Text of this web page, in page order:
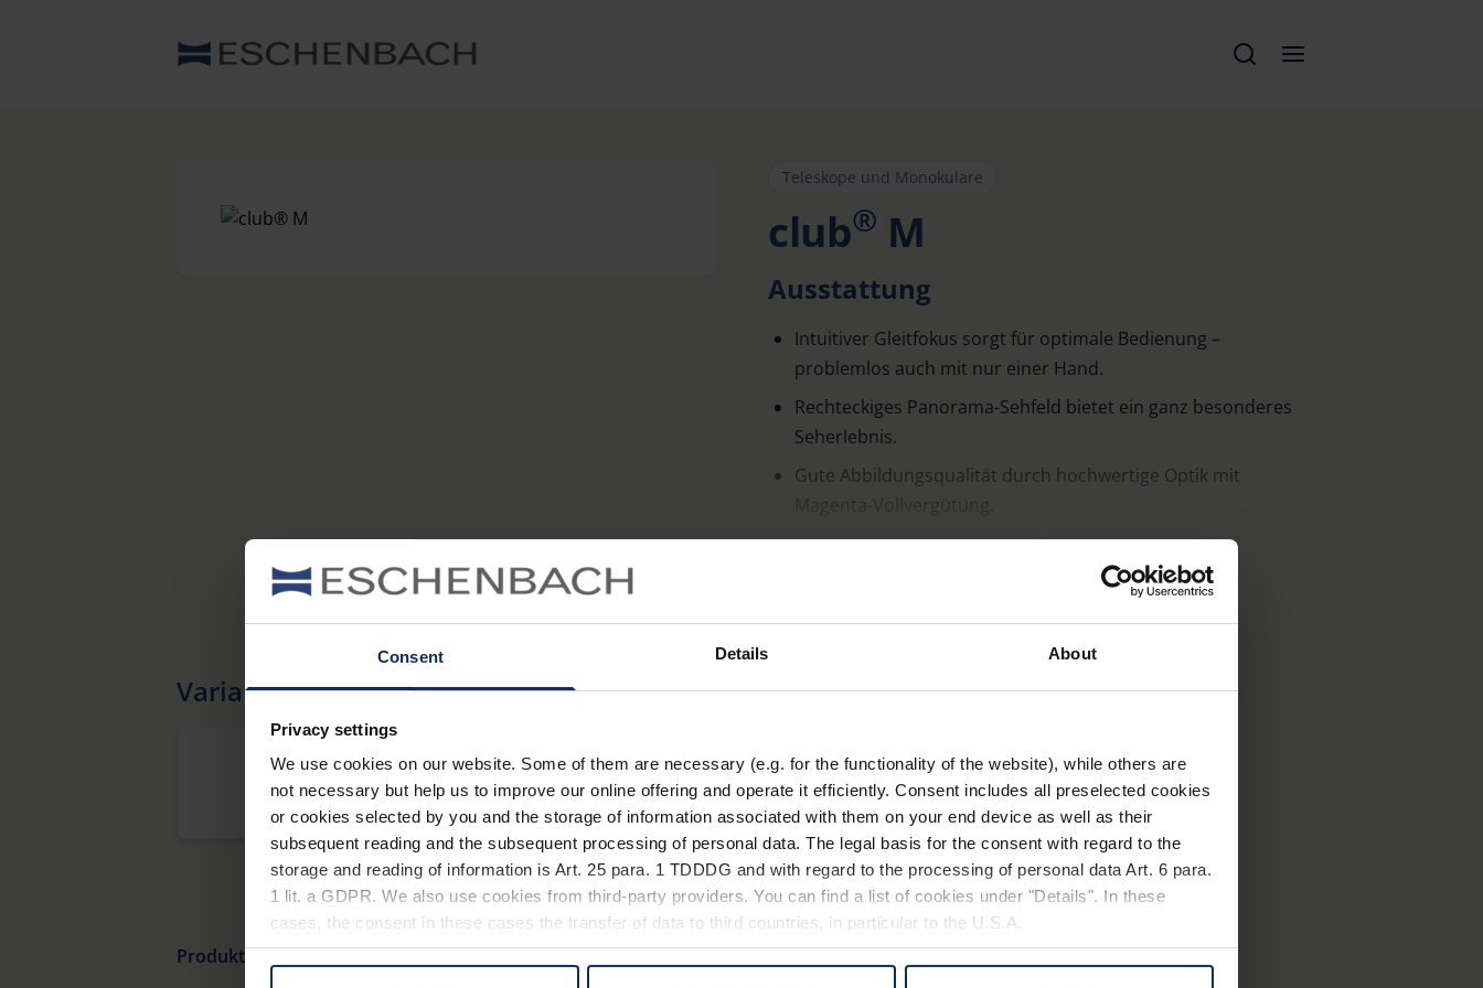
Consent Details About
Privacy settings
We use cookies on our website. Some of them are necessary (e.g. for the functionality of the website), while others are
not necessary but help us to improve our online offering and operate it efficiently. Consent includes all preselected cookies
or cookies selected by you and the storage of information associated with them on your end device as well as their
subsequent reading and the subsequent processing of personal data. The legal basis for the consent with regard to the
storage and reading of information is Art. 25 para. 1 TDDDG and with regard to the processing of personal data Art. 6 para.
1 lit. a GDPR. We also use cookies from third-party providers. You can find a list of cookies under "Details". In these
cases, the consent in these cases the transfer of data to third countries, in particular to the U.S.A.
Teleskope und Monokulare
club® M
Ausstattung
Intuitiver Gleitfokus sorgt für optimale Bedienung –
problemlos auch mit nur einer Hand.
Rechteckiges Panorama-Sehfeld bietet ein ganz besonderes
Seherlebnis.
Gute Abbildungsqualität durch hochwertige Optik mit
Kurzer Nahpunkt ermöglicht Betrachtungen ab 1,5 m
Gummiarmierung, die dem club
Varianten
club M 6 x 16 club M 8 x 16
Produktübersicht